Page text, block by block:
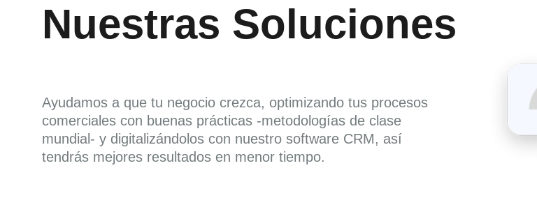
Nuestras Soluciones
Ayudamos a que tu negocio crezca, optimizando tus procesos
comerciales con buenas prácticas -metodologías de clase
mundial- y digitalizándolos con nuestro software CRM, así
tendrás mejores resultados en menor tiempo.